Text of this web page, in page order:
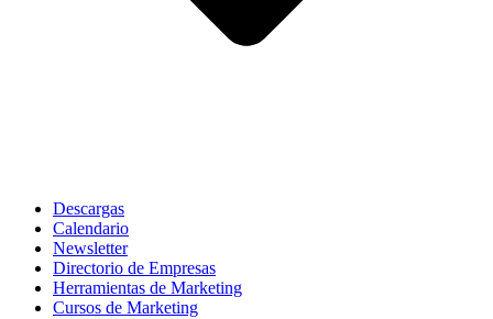
Descargas
Calendario
Newsletter
Directorio de Empresas
Herramientas de Marketing
Cursos de Marketing